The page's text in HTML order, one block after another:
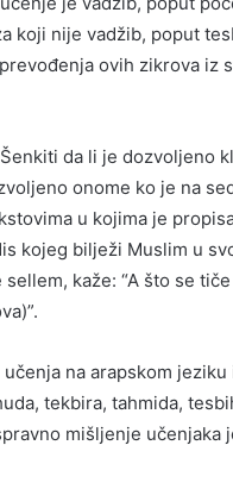
koji nije vadžib, poput
ovih zikrova
da li je dozvoljeno
onome ko je na
u kojima je
kojeg bilježi Muslim u
kaže: “A što se
na arapskom
tekbira, tahmida,
mišljenje